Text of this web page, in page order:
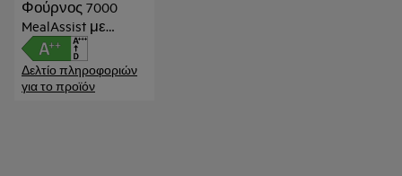
Φούρνος 7000
MealAssist με
PizzaExpert
Δελτίο πληροφοριών
για το προϊόν